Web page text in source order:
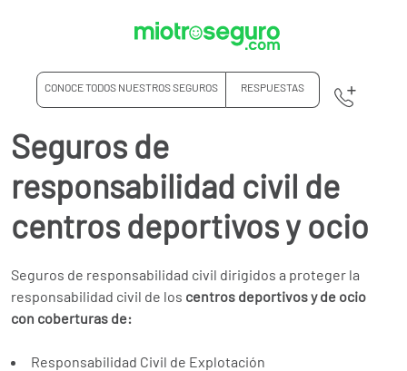
CONOCE TODOS NUESTROS SEGUROS RESPUESTAS
Seguros de
responsabilidad civil de
centros deportivos y ocio
Seguros de responsabilidad civil dirigidos a proteger la
responsabilidad civil de los centros deportivos y de ocio
con coberturas de:
Responsabilidad Civil de Explotación